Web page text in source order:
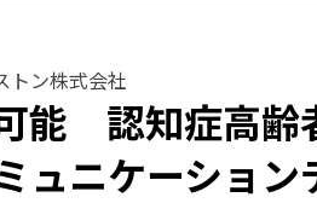
トン株式会社
能 認知症高齢
ュニケーション